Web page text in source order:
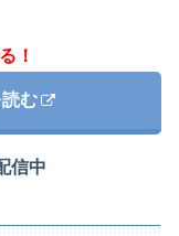
！
む
信中